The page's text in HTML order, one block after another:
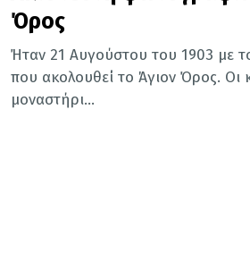
Όρος
Ήταν 21 Αυγούστου του 1903 με
που ακολουθεί το Άγιον Όρος. Οι
μοναστήρι...